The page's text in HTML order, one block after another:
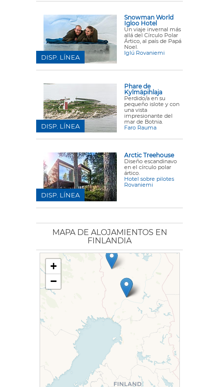
Snowman World
Igloo Hotel
Un viaje invernal más
allá del Círculo Polar
Ártico, al país de Papá
Noel.
Iglú Rovaniemi
DISP. LÍNEA
Phare de
Kylmäpihlaja
Perdido/a en su
pequeño islote y con
una vista
impresionante del
mar de Botnia.
Faro Rauma
DISP. LÍNEA
Arctic Treehouse
Diseño escandinavo
en el círculo polar
ártico.
Hotel sobre pilotes
Rovaniemi
DISP. LÍNEA
MAPA DE ALOJAMIENTOS EN
FINLANDIA
+
−